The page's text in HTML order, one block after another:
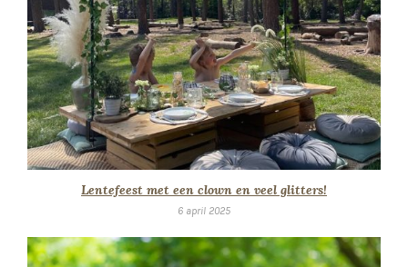
Lentefeest met een clown en veel glitters!
6 april 2025